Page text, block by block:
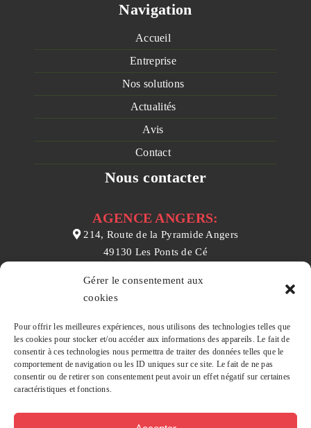
Gérer le consentement aux
cookies
Pour offrir les meilleures expériences, nous utilisons des technologies telles que
les cookies pour stocker et/ou accéder aux informations des appareils. Le fait de
consentir à ces technologies nous permettra de traiter des données telles que le
comportement de navigation ou les ID uniques sur ce site. Le fait de ne pas
consentir ou de retirer son consentement peut avoir un effet négatif sur certaines
caractéristiques et fonctions.
Navigation
Accueil
Entreprise
Nos solutions
Actualités
Avis
Contact
Nous contacter
AGENCE ANGERS:
214, Route de la Pyramide Angers
49130 Les Ponts de Cé
contact@prealtys.fr
AGENCE CHEMILLÉ :
157 rue Nationale
49120 Chemillé en Anjou
02 41 55 54 12